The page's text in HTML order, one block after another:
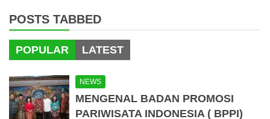
POSTS TABBED
POPULAR LATEST
NEWS
MENGENAL BADAN PROMOSI
PARIWISATA INDONESIA ( BPPI)